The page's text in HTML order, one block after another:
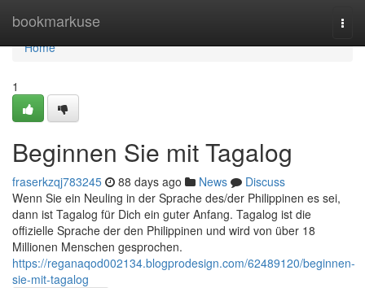
bookmarkuse
Home
Home
1
Beginnen Sie mit Tagalog
fraserkzqj783245 88 days ago News
Discuss
Wenn Sie ein Neuling in der Sprache des/der Philippinen es sei,
dann ist Tagalog für Dich ein guter Anfang. Tagalog ist die
offizielle Sprache der den Philippinen und wird von über 18
Millionen Menschen gesprochen.
https://reganaqod002134.blogprodesign.com/62489120/beginnen-
sie-mit-tagalog